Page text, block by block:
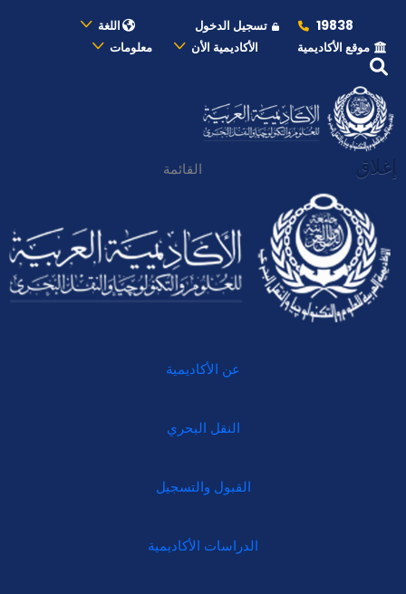
19838 تسجيل الدخول
اللغة
موقع الأكاديمية
الأكاديمية الأن معلومات
إغلاق القائمة
عن الأكاديمية
النقل البحري
القبول والتسجيل
الدراسات الأكاديمية